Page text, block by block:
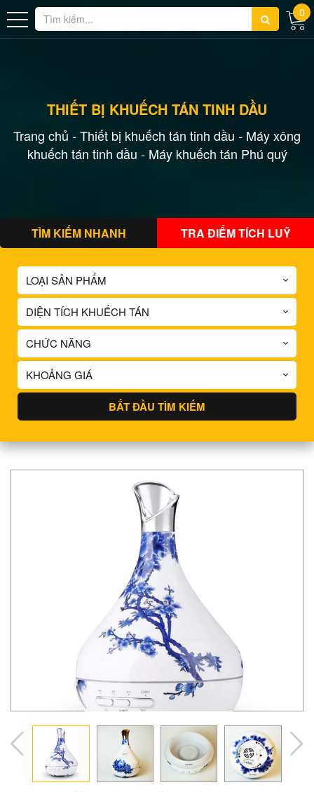
0
THIẾT BỊ KHUẾCH TÁN TINH DẦU
Trang chủ - Thiết bị khuếch tán tinh dầu - Máy xông
khuếch tán tinh dầu - Máy khuếch tán Phú quý
TÌM KIẾM NHANH TRA ĐIỂM TÍCH LUỸ
LOẠI SẢN PHẨM
DIỆN TÍCH KHUẾCH TÁN
CHỨC NĂNG
KHOẢNG GIÁ
BẮT ĐẦU TÌM KIẾM